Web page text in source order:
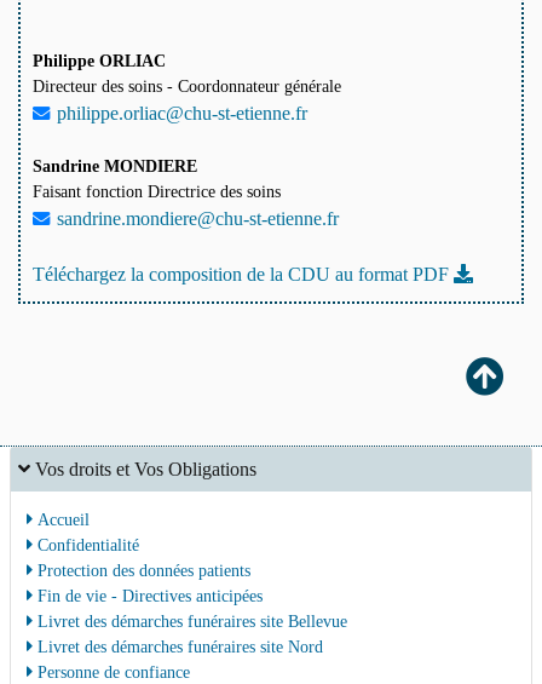
Vos droits et Vos Obligations
Accueil
Confidentialité
Protection des données patients
Fin de vie - Directives anticipées
Livret des démarches funéraires site Bellevue
Livret des démarches funéraires site Nord
Personne de confiance
Philippe ORLIAC
Directeur des soins - Coordonnateur générale
philippe.orliac@chu-st-etienne.fr
Sandrine MONDIERE
Faisant fonction Directrice des soins
sandrine.mondiere@chu-st-etienne.fr
Téléchargez la composition de la CDU au format PDF